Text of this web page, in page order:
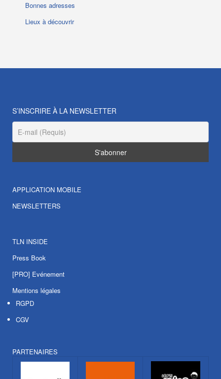
Bonnes adresses
Lieux à découvrir
S’INSCRIRE À LA NEWSLETTER
APPLICATION MOBILE
NEWSLETTERS
TLN INSIDE
Press Book
[PRO] Evénement
Mentions légales
RGPD
CGV
PARTENAIRES